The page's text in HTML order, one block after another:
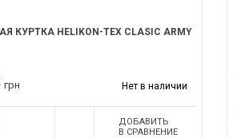
КУРТКА HELIKON-TEX CLASIC ARMY
грн Нет в наличии
ДОБАВИТЬ
В СРАВНЕНИЕ